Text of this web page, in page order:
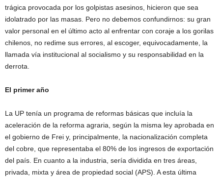
trágica provocada por los golpistas asesinos, hicieron que sea
idolatrado por las masas. Pero no debemos confundirnos: su gran
valor personal en el último acto al enfrentar con coraje a los gorilas
chilenos, no redime sus errores, al escoger, equivocadamente, la
llamada vía institucional al socialismo y su responsabilidad en la
derrota.
El primer año
La UP tenía un programa de reformas básicas que incluía la
aceleración de la reforma agraria, según la misma ley aprobada en
el gobierno de Frei y, principalmente, la nacionalización completa
del cobre, que representaba el 80% de los ingresos de exportación
del país. En cuanto a la industria, sería dividida en tres áreas,
privada, mixta y área de propiedad social (APS). A esta última